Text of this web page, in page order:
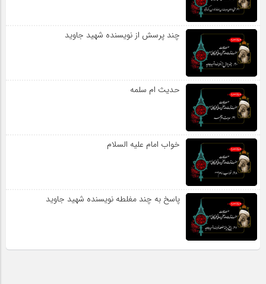
چند پرسش از نویسنده شهید جاوید
حدیث ام سلمه
خواب امام علیه السلام
پاسخ به چند مغلطه نویسنده شهید جاوید